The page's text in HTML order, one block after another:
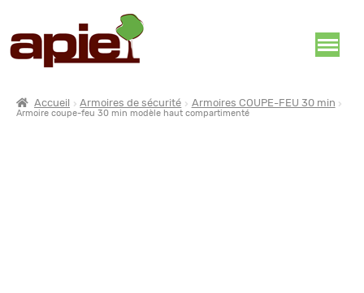
Accueil Armoires de sécurité Armoires COUPE-FEU 30 min
Armoire coupe-feu 30 min modèle haut compartimenté